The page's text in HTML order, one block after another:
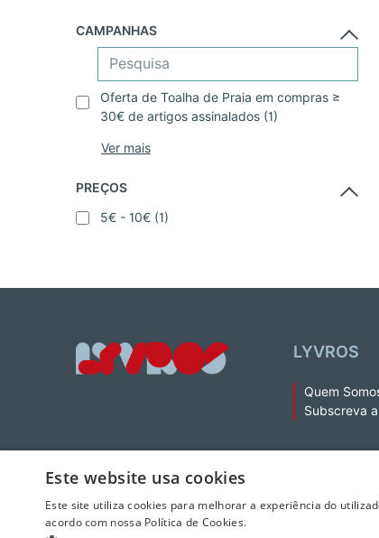
CAMPANHAS
Oferta de Toalha de Praia em compras ≥
30€ de artigos assinalados (1)
PREÇOS
5€ - 10€ (1)
LYVROS
Quem
Subscreva
© 2026 LeYa, S.A. Todos os direitos reservados. Não é
Este website usa cookies
Este site utiliza cookies para melhorar a experiência do
acordo com nossa Política de Cookies.